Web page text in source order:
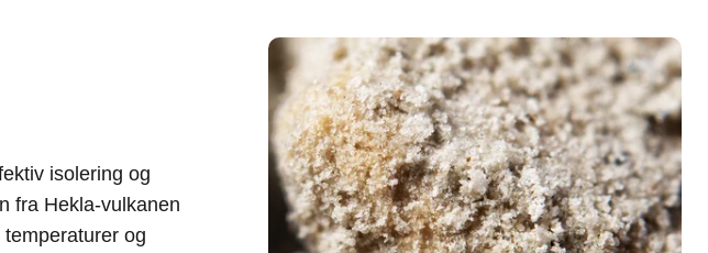
isolering og
fra Hekla-vulkanen
og